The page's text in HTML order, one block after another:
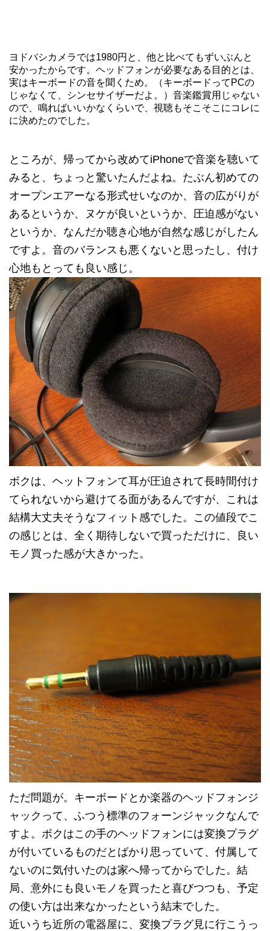
ヨドバシカメラでは1980円と、他と比べてもずいぶんと
安かったからです。ヘッドフォンが必要なある目的とは、
実はキーボードの音を聞くため。（キーボードってPCの
じゃなくて、シンセサイザーだよ。）音楽鑑賞用じゃない
ので、鳴ればいいかなくらいで、視聴もそこそこにコレに
に決めたのでした。
ところが、帰ってから改めてiPhoneで音楽を聴いて
みると、ちょっと驚いたんだよね。たぶん初めての
オープンエアーなる形式せいなのか、音の広がりが
あるというか、ヌケが良いというか、圧迫感がない
というか、なんだか聴き心地が自然な感じがしたん
ですよ。音のバランスも悪くないと思ったし、付け
心地もとっても良い感じ。
ボクは、ヘットフォンて耳が圧迫されて長時間付け
てられないから避けてる面があるんですが、これは
結構大丈夫そうなフィット感でした。この値段でこ
の感じとは、全く期待しないで買っただけに、良い
モノ買った感が大きかった。
ただ問題が。キーボードとか楽器のヘッドフォンジ
ャックって、ふつう標準のフォーンジャックなんで
すよ。ボクはこの手のヘッドフォンには変換プラグ
が付いているものだとばかり思っていて、付属して
ないのに気付いたのは家へ帰ってからでした。結
局、意外にも良いモノを買ったと喜びつつも、予定
の使い方は出来なかったという結末でした。
近いうち近所の電器屋に、変換プラグ見に行こうっ